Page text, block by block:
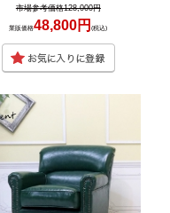
市場参考価格128,000円
業販価格48,800円(税込)